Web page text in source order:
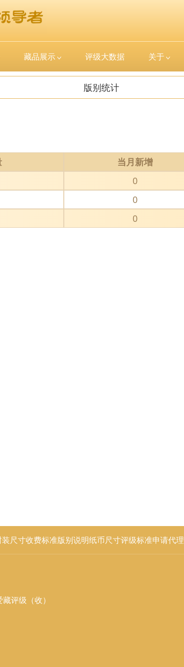
藏品展示 评级大数据 关于
版别统计
当月新增
0
0
0
装尺寸收费标准版别说明纸币尺寸评级标准申请代理
评级（收）